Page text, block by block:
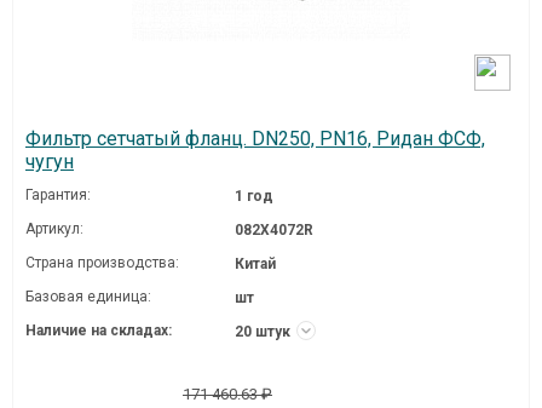
Фильтр сетчатый фланц. DN250, PN16, Ридан ФСФ,
чугун
Гарантия:
1 год
Артикул:
082X4072R
Страна производства:
Китай
Базовая единица:
шт
Наличие на складах:
20 штук
171 460.63 ₽